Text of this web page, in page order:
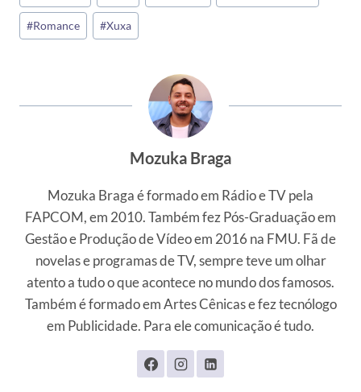
#Romance #Xuxa
Mozuka Braga
Mozuka Braga é formado em Rádio e TV pela
FAPCOM, em 2010. Também fez Pós-Graduação em
Gestão e Produção de Vídeo em 2016 na FMU. Fã de
novelas e programas de TV, sempre teve um olhar
atento a tudo o que acontece no mundo dos famosos.
Também é formado em Artes Cênicas e fez tecnólogo
em Publicidade. Para ele comunicação é tudo.